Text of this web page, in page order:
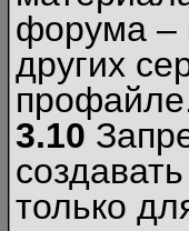
форума –
других
3.10
только